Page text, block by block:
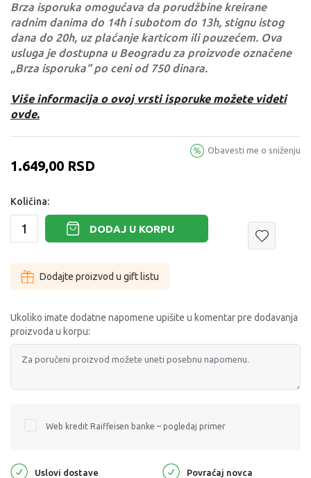
Brza isporuka omogućava da porudžbine kreirane
radnim danima do 14h i subotom do 13h, stignu istog
dana do 20h, uz plaćanje karticom ili pouzećem. Ova
usluga je dostupna u Beogradu za proizvode označene
„Brza isporuka“ po ceni od 750 dinara.
Više informacija o ovoj vrsti isporuke možete videti
ovde.
1.649,00 RSD
Obavesti me o sniženju
Količina:
DODAJ U KORPU
Dodajte proizvod u gift listu
Ukoliko imate dodatne napomene upišite u komentar pre dodavanja
proizvoda u korpu:
Web kredit Raiffeisen banke – pogledaj primer
Uslovi dostave Povraćaj novca